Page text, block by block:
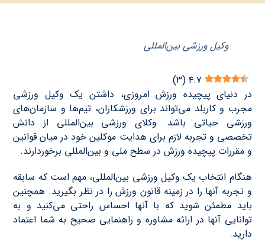
وکیل ورزشی بین‌المللی
۴.۷ (۳)
در دنیای پیچیده ورزش امروزی، داشتن یک وکیل ورزشی
مجرب و کاربلد می‌تواند برای ورزشکاران، تیم‌ها و سازمان‌های
ورزشی حیاتی باشد. وکلای ورزشی بین‌المللی از دانش
تخصصی و تجربه لازم برای هدایت موکلین خود در میان قوانین
و مقررات پیچیده ورزش در سطح ملی و بین‌المللی برخوردارند.
هنگام انتخاب یک وکیل ورزشی بین‌المللی، مهم است که سابقه
و تجربه آنها را در زمینه قانون ورزش را در نظر بگیرید. همچنین
باید مطمئن شوید که با آنها احساس راحتی می‌کنید و به
توانایی آنها در ارائه مشاوره و راهنمایی صحيح به شما اعتماد
دارید.